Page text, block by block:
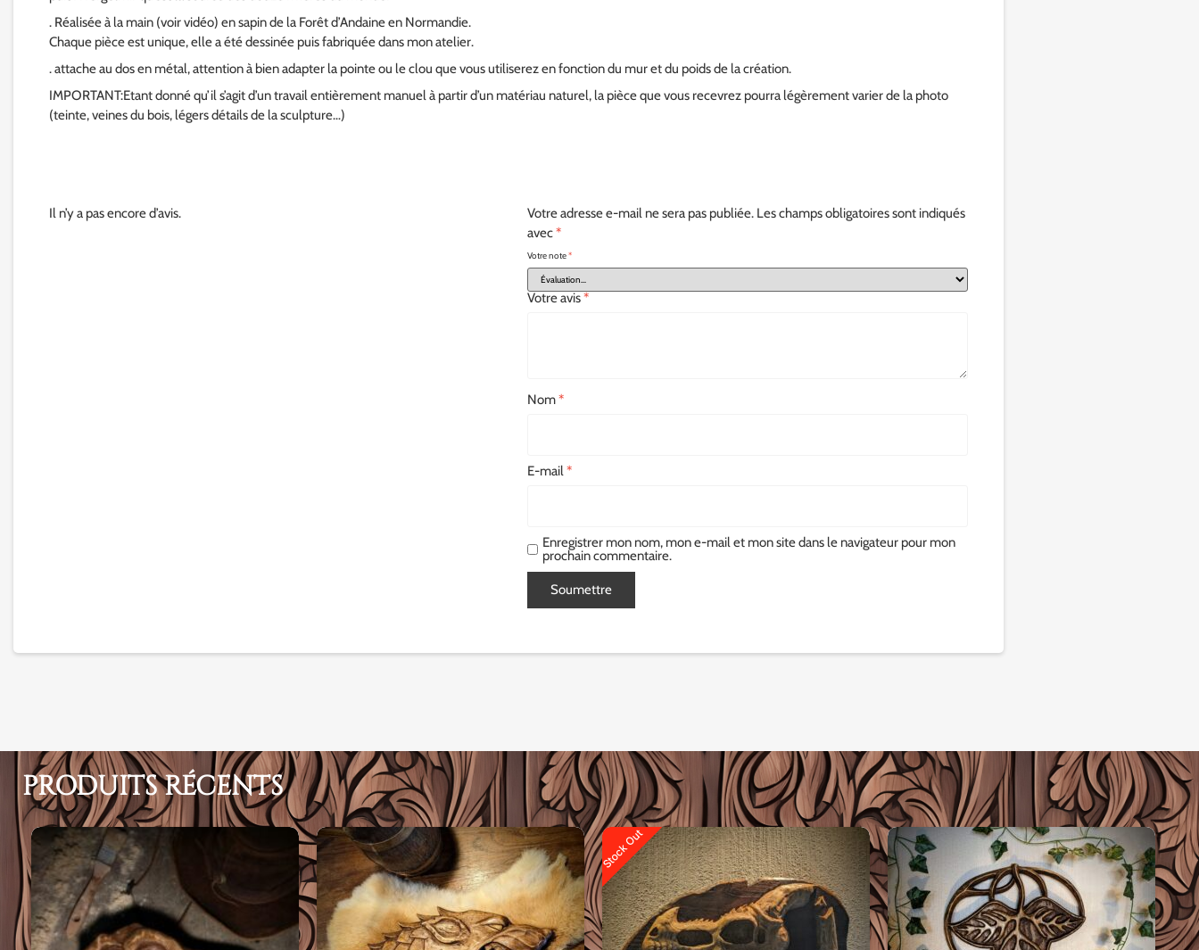
. Réalisée à la main (voir vidéo) en sapin de la Forêt d’Andaine en Normandie.
Chaque pièce est unique, elle a été dessinée puis fabriquée dans mon atelier.
. attache au dos en métal, attention à bien adapter la pointe ou le clou que vous utiliserez en fonction du mur et du poids de la création.
IMPORTANT:Etant donné qu’il s’agit d’un travail entièrement manuel à partir d’un matériau naturel, la pièce que vous recevrez pourra légèrement varier de la photo
(teinte, veines du bois, légers détails de la sculpture…)
Il n’y a pas encore d’avis. Votre adresse e-mail ne sera pas publiée. Les champs obligatoires sont indiqués
avec*
Votre note*
Votre avis*
Nom*
E-mail*
Enregistrer mon nom, mon e-mail et mon site dans le navigateur pour mon
prochain commentaire.
PRODUITS RÉCENTS
Stock Out